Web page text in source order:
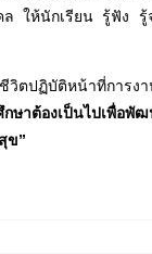
ล ให้นักเรียน รู้ฟัง รู้
ตปฏิบัติหน้าที่การงา
กษาต้องเป็นไปเพื่อพั
ข”